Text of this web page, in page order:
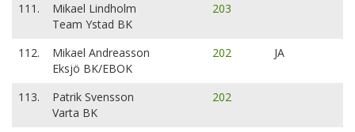
111.
Mikael Lindholm
Team Ystad BK
203
112.
Mikael Andreasson
Eksjö BK/EBOK
202 JA
113.
Patrik Svensson
Varta BK
202